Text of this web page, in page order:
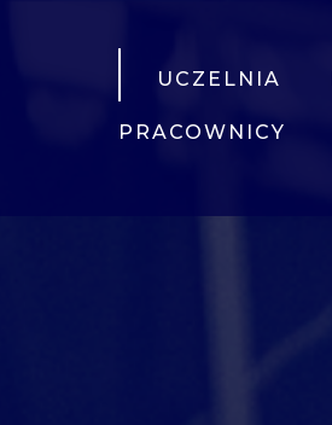
UCZELNIA
PRACOWNICY